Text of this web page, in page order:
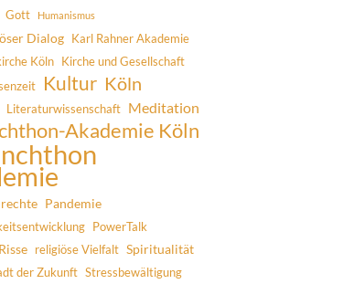
Gott Humanismus
Dialog Karl Rahner Akademie
Köln Kirche und Gesellschaft
Kultur Köln
Literaturwissenschaft Meditation
Akademie Köln
Pandemie
PowerTalk
religiöse Vielfalt Spiritualität
der Zukunft Stressbewältigung